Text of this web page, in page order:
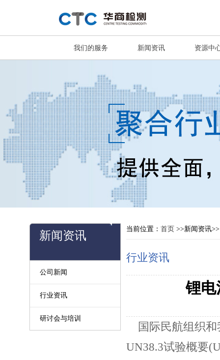
我们的服务 新闻资讯 资源中
新闻资讯
公司新闻
行业资讯
研讨会与培训
当前位置： 首页 >>新闻资讯
行业资讯
锂电
国际民航组织
UN38.3试验概要